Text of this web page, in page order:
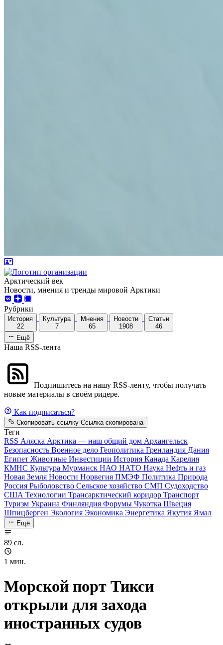
Арктический век
Новости, мнения и тренды мировой Арктики
Рубрики
История
22
Культура
7
Мнения
65
Новости
1908
Статьи
46
Ещё
Наша RSS-лента
Подпишитесь на нашу RSS-ленту, чтобы получать
новые материалы в своём ридере.
Как подписаться?
Скопировать ссылку Ссылка скопирована
Теги
RSS Аляска Арктика — наш общий дом Архангельск
Безопасность Военное дело Геополитика Гренландия Дания
Египет Животные Инвестиции История Канада Карелия
КМНС Культура Мурманск НАО НАТО Наука Нефть и газ
Новая Земля Новости Норвегия ПМЭФ Политика Природа
Россия Рыболовство Сельское хозяйство СМП Судоходство
США Технологии Трансарктический коридор Транспорт
Туризм Украина Финляндия Форумы Чукотка Швеция
Шпицберген Экология Экономика Энергетика Якутия Ямал
Ещё
89 сл.
1 мин.
Морской порт Тикси
открыли для захода
иностранных судов